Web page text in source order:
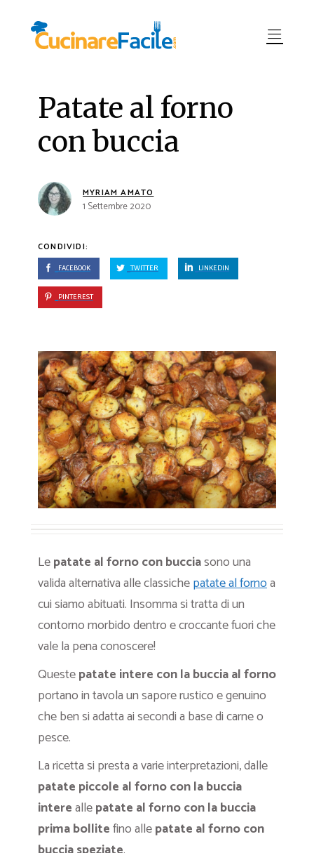
Patate al forno
con buccia
MYRIAM AMATO
1 Settembre 2020
CONDIVIDI:
FACEBOOK TWITTER LINKEDIN
PINTEREST
Lepatate al forno con bucciasono una
valida alternativa alle classichepatate al fornoa
cui siamo abituati. Insomma si tratta di un
contorno morbido dentro e croccante fuori che
vale la pena conoscere!
Questepatate intere con la buccia al forno
portano in tavola un sapore rustico e genuino
che ben si adatta ai secondi a base di carne o
pesce.
La ricetta si presta a varie interpretazioni, dalle
patate piccole al forno con la buccia
intereallepatate al forno con la buccia
prima bollitefino allepatate al forno con